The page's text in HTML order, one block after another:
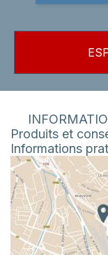
Produits et
Informations